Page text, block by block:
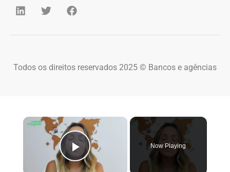
Todos os direitos reservados 2025 © Bancos e agências
×
Play Video
Now Playing